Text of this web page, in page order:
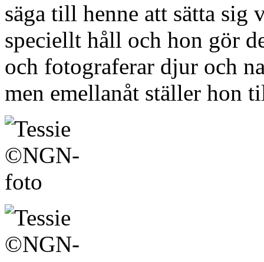
säga till henne att sätta sig
speciellt håll och hon gör
och fotograferar djur och
men emellanåt ställer hon